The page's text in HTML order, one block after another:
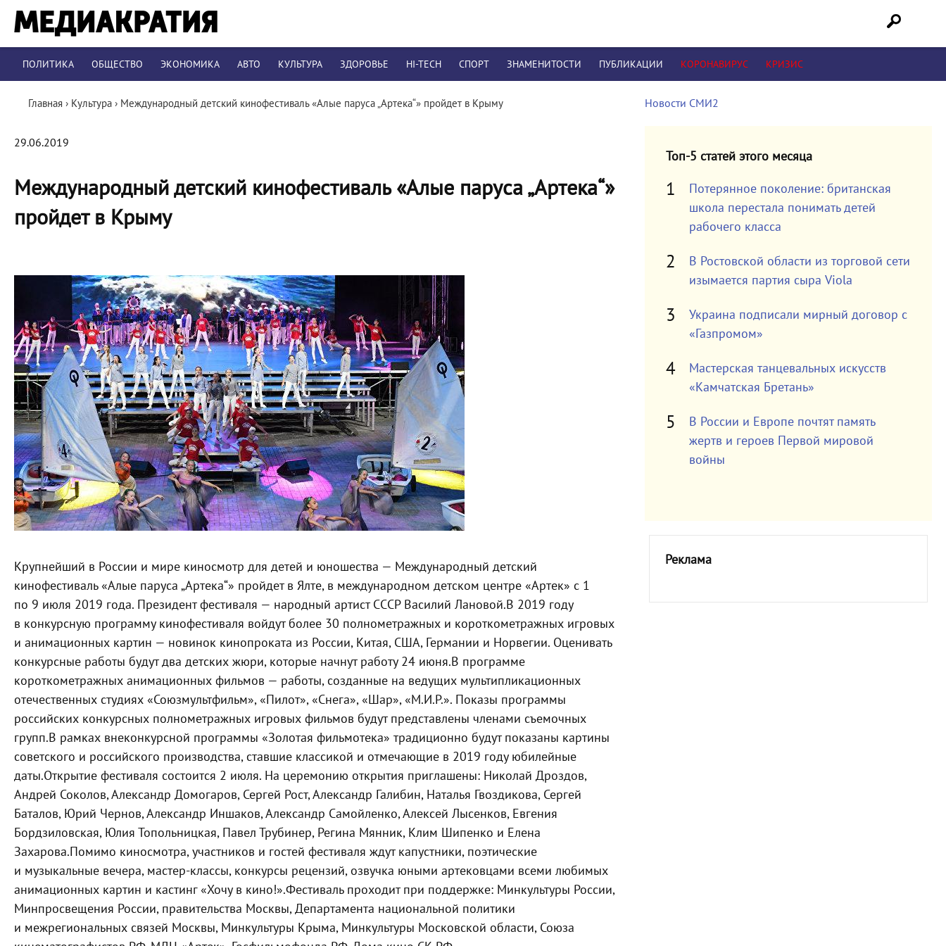
ПОЛИТИКА ОБЩЕСТВО ЭКОНОМИКА АВТО КУЛЬТУРА ЗДОРОВЬЕ HI-TECH СПОРТ ЗНАМЕНИТОСТИ ПУБЛИКАЦИИ КОРОНАВИРУС КРИЗИС
Главная › Культура › Международный детский кинофестиваль «Алые паруса „Артека“» пройдет в Крыму
29.06.2019
Международный детский кинофестиваль «Алые паруса „Артека“»
пройдет в Крыму
Крупнейший в России и мире киносмотр для детей и юношества — Международный детский
кинофестиваль «Алые паруса „Артека“» пройдет в Ялте, в международном детском центре «Артек» с 1
по 9 июля 2019 года. Президент фестиваля — народный артист СССР Василий Лановой.В 2019 году
в конкурсную программу кинофестиваля войдут более 30 полнометражных и короткометражных игровых
и анимационных картин — новинок кинопроката из России, Китая, США, Германии и Норвегии. Оценивать
конкурсные работы будут два детских жюри, которые начнут работу 24 июня.В программе
короткометражных анимационных фильмов — работы, созданные на ведущих мультипликационных
отечественных студиях «Союзмультфильм», «Пилот», «Снега», «Шар», «М.И.Р.». Показы программы
российских конкурсных полнометражных игровых фильмов будут представлены членами съемочных
групп.В рамках внеконкурсной программы «Золотая фильмотека» традиционно будут показаны картины
советского и российского производства, ставшие классикой и отмечающие в 2019 году юбилейные
даты.Открытие фестиваля состоится 2 июля. На церемонию открытия приглашены: Николай Дроздов,
Андрей Соколов, Александр Домогаров, Сергей Рост, Александр Галибин, Наталья Гвоздикова, Сергей
Баталов, Юрий Чернов, Александр Иншаков, Александр Самойленко, Алексей Лысенков, Евгения
Бордзиловская, Юлия Топольницкая, Павел Трубинер, Регина Мянник, Клим Шипенко и Елена
Захарова.Помимо киносмотра, участников и гостей фестиваля ждут капустники, поэтические
и музыкальные вечера, мастер-классы, конкурсы рецензий, озвучка юными артековцами всеми любимых
анимационных картин и кастинг «Хочу в кино!».Фестиваль проходит при поддержке: Минкультуры России,
Минпросвещения России, правительства Москвы, Департамента национальной политики
и межрегиональных связей Москвы, Минкультуры Крыма, Минкультуры Московской области, Союза
Новости СМИ2
Топ-5 статей этого месяца
Потерянное поколение: британская
школа перестала понимать детей
рабочего класса
В Ростовской области из торговой сети
изымается партия сыра Viola
Украина подписали мирный договор с
«Газпромом»
Мастерская танцевальных искусств
«Камчатская Бретань»
В России и Европе почтят память
жертв и героев Первой мировой
войны
Реклама